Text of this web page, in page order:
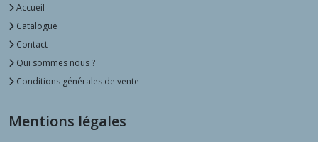
Accueil
Catalogue
Contact
Qui sommes nous ?
Conditions générales de vente
Mentions légales